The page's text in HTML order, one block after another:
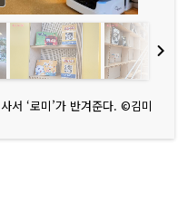
서 ‘로미’가 반겨준다. ©김미